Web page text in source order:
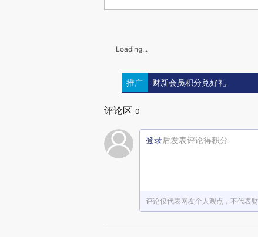
Loading...
推广 财新会员积分兑好礼
评论区 0
登录后发表评论得积分
评论仅代表网友个人观点，不代表